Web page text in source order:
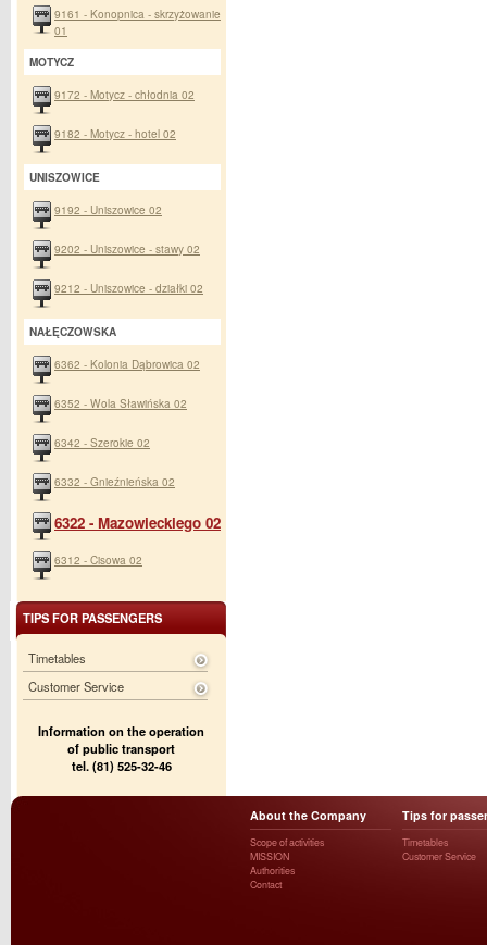
9161 - Konopnica - skrzyżowanie
01
MOTYCZ
9172 - Motycz - chłodnia 02
9182 - Motycz - hotel 02
UNISZOWICE
9192 - Uniszowice 02
9202 - Uniszowice - stawy 02
9212 - Uniszowice - działki 02
NAŁĘCZOWSKA
6362 - Kolonia Dąbrowica 02
6352 - Wola Sławińska 02
6342 - Szerokie 02
6332 - Gnieźnieńska 02
6322 - Mazowieckiego 02
6312 - Cisowa 02
TIPS FOR PASSENGERS
Timetables
Customer Service
Information on the operation
of public transport
tel. (81) 525-32-46
About the Company
Scope of activities
MISSION
Authorities
Contact
Tips for
Timetables
Customer Service